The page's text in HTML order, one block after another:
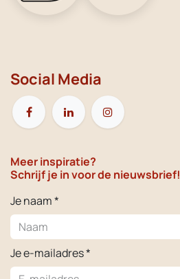
Social Media
Meer inspiratie?
Schrijf je in voor de nieuwsbrief!
Je naam *
Je e-mailadres *